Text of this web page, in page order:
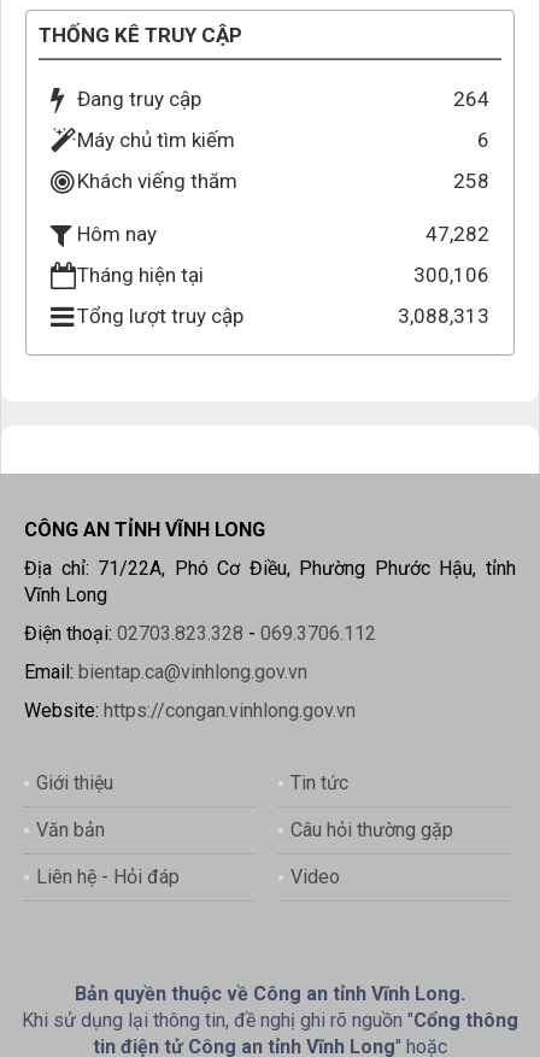
THỐNG KÊ TRUY CẬP
Đang truy cập
264
Máy chủ tìm kiếm
6
Khách viếng thăm
258
Hôm nay
47,282
Tháng hiện tại
300,106
Tổng lượt truy cập
3,088,313
CÔNG AN TỈNH VĨNH LONG
Địa chỉ: 71/22A, Phó Cơ Điều, Phường Phước Hậu, tỉnh
Vĩnh Long
Điện thoại: 02703.823.328 - 069.3706.112
Email: bientap.ca@vinhlong.gov.vn
Website: https://congan.vinhlong.gov.vn
Giới thiệu Tin tức
Văn bản Câu hỏi thường gặp
Liên hệ - Hỏi đáp Video
Bản quyền thuộc về Công an tỉnh Vĩnh Long.
Khi sử dụng lại thông tin, đề nghị ghi rõ nguồn "Cổng thông
tin điện tử Công an tỉnh Vĩnh Long" hoặc